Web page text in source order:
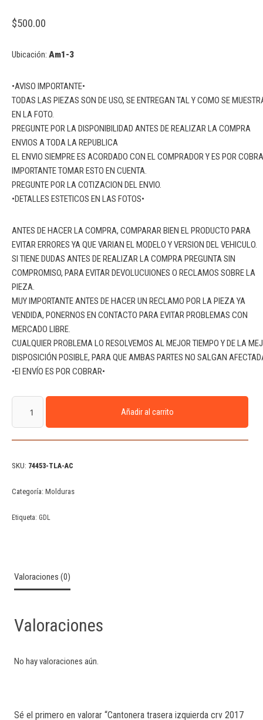
$500.00
Ubicación: Am1-3
•AVISO IMPORTANTE•
TODAS LAS PIEZAS SON DE USO, SE ENTREGAN TAL Y COMO SE
EN LA FOTO.
PREGUNTE POR LA DISPONIBILIDAD ANTES DE REALIZAR LA COMPRA
ENVIOS A TODA LA REPUBLICA
EL ENVIO SIEMPRE ES ACORDADO CON EL COMPRADOR Y ES POR
IMPORTANTE TOMAR ESTO EN CUENTA.
PREGUNTE POR LA COTIZACION DEL ENVIO.
•DETALLES ESTETICOS EN LAS FOTOS•
ANTES DE HACER LA COMPRA, COMPARAR BIEN EL PRODUCTO PARA
EVITAR ERRORES YA QUE VARIAN EL MODELO Y VERSION DEL VEHICULO.
SI TIENE DUDAS ANTES DE REALIZAR LA COMPRA PREGUNTA SIN
COMPROMISO, PARA EVITAR DEVOLUCUIONES O RECLAMOS SOBRE LA
PIEZA.
MUY IMPORTANTE ANTES DE HACER UN RECLAMO POR LA PIEZA YA
VENDIDA, PONERNOS EN CONTACTO PARA EVITAR PROBLEMAS CON
MERCADO LIBRE.
CUALQUIER PROBLEMA LO RESOLVEMOS AL MEJOR TIEMPO Y DE LA
DISPOSICIÓN POSIBLE, PARA QUE AMBAS PARTES NO SALGAN
•El ENVÍO ES POR COBRAR•
Añadir al carrito
SKU: 74453-TLA-AC
Categoría: Molduras
Etiqueta: GDL
Valoraciones (0)
Valoraciones
No hay valoraciones aún.
Sé el primero en valorar “Cantonera trasera izquierda crv 2017